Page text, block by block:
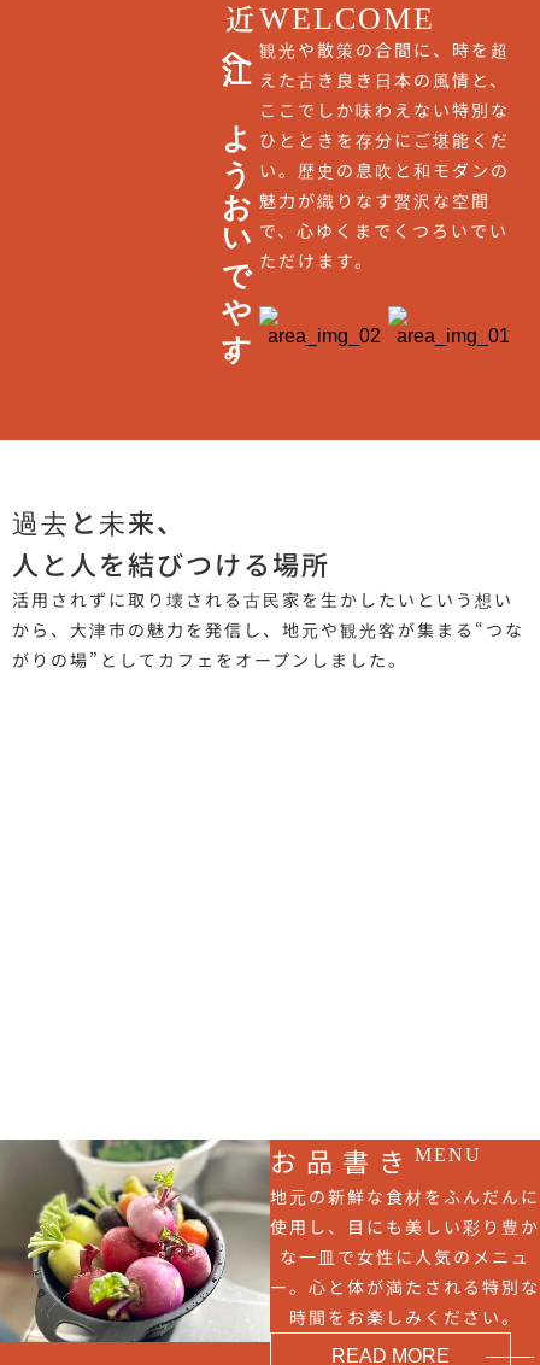
近江へ、ようおいでやす。WELCOME
観光や散策の合間に、時を超
えた古き良き日本の風情と、
ここでしか味わえない特別な
ひとときを存分にご堪能くだ
い。歴史の息吹と和モダンの
魅力が織りなす贅沢な空間
で、心ゆくまでくつろいでい
ただけます。
過去と未来、
人と人を結びつける場所
活用されずに取り壊される古民家を生かしたいという想い
から、大津市の魅力を発信し、地元や観光客が集まる“つな
がりの場”としてカフェをオープンしました。
お品書き MENU
地元の新鮮な食材をふんだんに
使用し、目にも美しい彩り豊か
な一皿で女性に人気のメニュ
ー。心と体が満たされる特別な
時間をお楽しみください。
READ MORE